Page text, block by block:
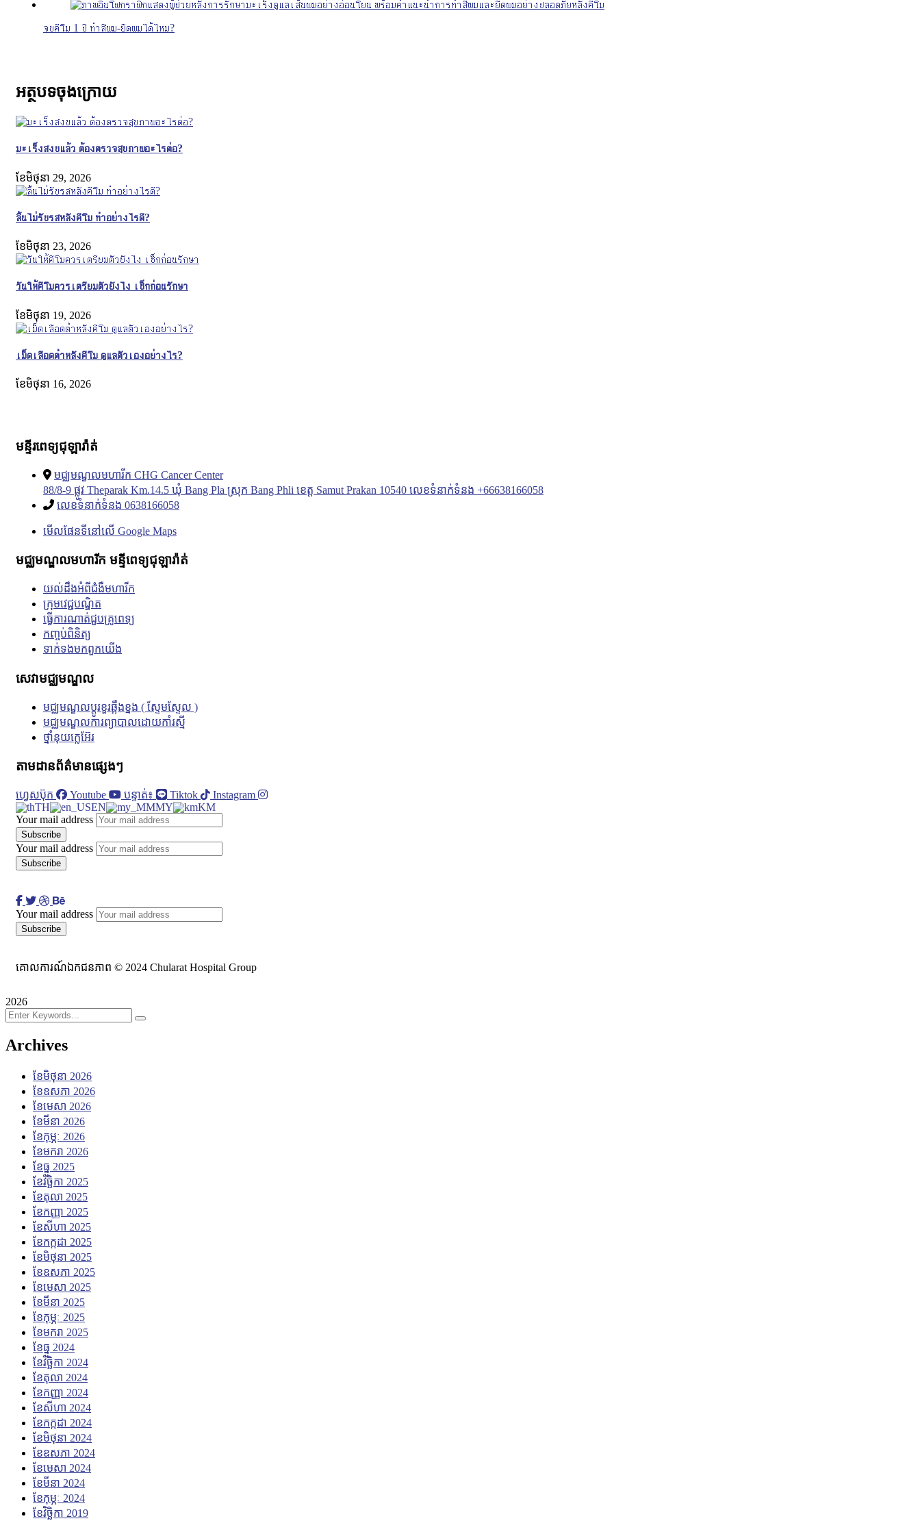
จบคีโม 1 ปี ทำสีผม-ยืดผมได้ไหม?
អត្ថបទចុងក្រោយ
มะเร็งสงบแล้ว ต้องตรวจสุขภาพอะไรต่อ?
ខែ​មិថុនា 29, 2026
ลิ้นไม่รับรสหลังคีโม ทำอย่างไรดี?
ខែ​មិថុនា 23, 2026
วันให้คีโมควรเตรียมตัวยังไง เช็กก่อนรักษา
ខែ​មិថុនា 19, 2026
เม็ดเลือดต่ำหลังคีโม ดูแลตัวเองอย่างไร?
ខែ​មិថុនា 16, 2026
មន្ទីរពេទ្យជុឡារ៉ាត់
មជ្ឈមណ្ឌលមហារីក CHG Cancer Center
88/8-9 ផ្លូវ Theparak Km.14.5 ឃុំ Bang Pla ស្រុក Bang Phli ខេត្ត Samut Prakan 10540 លេខទំនាក់ទំនង +66638166058
លេខទំនាក់ទំនង 0638166058
មើលផែនទីនៅលើ Google Maps
មជ្ឈមណ្ឌលមហារីក មន្ទីពេទ្យជុឡារ៉ាត់
យល់ដឹងអំពីជំងឺមហារីក
ក្រុមវេជ្ជបណ្ឌិត
ធ្វើការណាត់ជួបគ្រូពេទ្យ
កញ្ចប់ពិនិត្យ
ទាក់ទង​មក​ពួក​យើង
សេវាមជ្ឈមណ្ឌល
មជ្ឈមណ្ឌលប្តូរខួរឆ្អឹងខ្នង ( ស្ទែមស្ទែល )
មជ្ឈមណ្ឌលការព្យាបាលដោយកាំរស្មី
ថ្នាំនុយក្លេអ៊ែរ
តាមដានព័ត៌មានផ្សេងៗ
ហ្វេសប៊ុក Youtube បន្ទាត់៖ Tiktok
Instagram
TH
EN MY
KM
Your mail address
Your mail address
Your mail address
គោលការណ៍ឯកជនភាព © 2024 Chularat Hospital Group
2026
Archives
ខែ​មិថុនា 2026
ខែ​ឧសភា 2026
ខែ​មេសា 2026
ខែ​មីនា 2026
ខែ​កុម្ភៈ 2026
ខែ​មករា 2026
ខែ​ធ្នូ 2025
ខែ​វិច្ឆិកា 2025
ខែ​តុលា 2025
ខែ​កញ្ញា 2025
ខែ​សីហា 2025
ខែ​កក្កដា 2025
ខែ​មិថុនា 2025
ខែ​ឧសភា 2025
ខែ​មេសា 2025
ខែ​មីនា 2025
ខែ​កុម្ភៈ 2025
ខែ​មករា 2025
ខែ​ធ្នូ 2024
ខែ​វិច្ឆិកា 2024
ខែ​តុលា 2024
ខែ​កញ្ញា 2024
ខែ​សីហា 2024
ខែ​កក្កដា 2024
ខែ​មិថុនា 2024
ខែ​ឧសភា 2024
ខែ​មេសា 2024
ខែ​មីនា 2024
ខែ​កុម្ភៈ 2024
ខែ​វិច្ឆិកា 2019